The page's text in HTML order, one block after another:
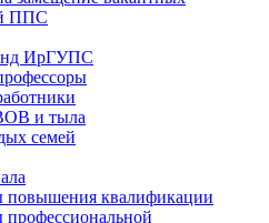
ППС
ИрГУПС
и тыла
семей
квалификации